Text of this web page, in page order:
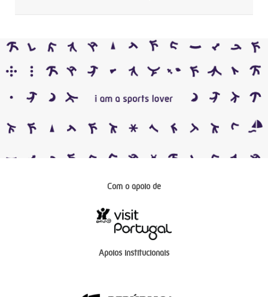
Com o apoio de
Apoios institucionais